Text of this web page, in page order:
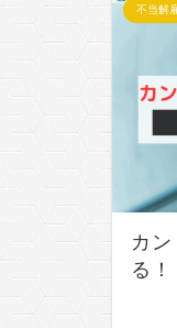
不当解
カ
る